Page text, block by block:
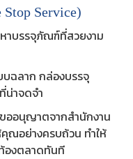
Service)
าบรรจุภัณฑ์ที่สวยงาม
บฉลาก กล่องบรรจุ
น่าจดจำ
ออนุญาตจากสำนักงาน
คุณอย่างครบถ้วน ทำให้
องตลาดทันที